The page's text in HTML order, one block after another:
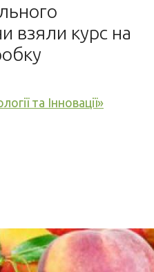
взяли курс на
та Інновації»